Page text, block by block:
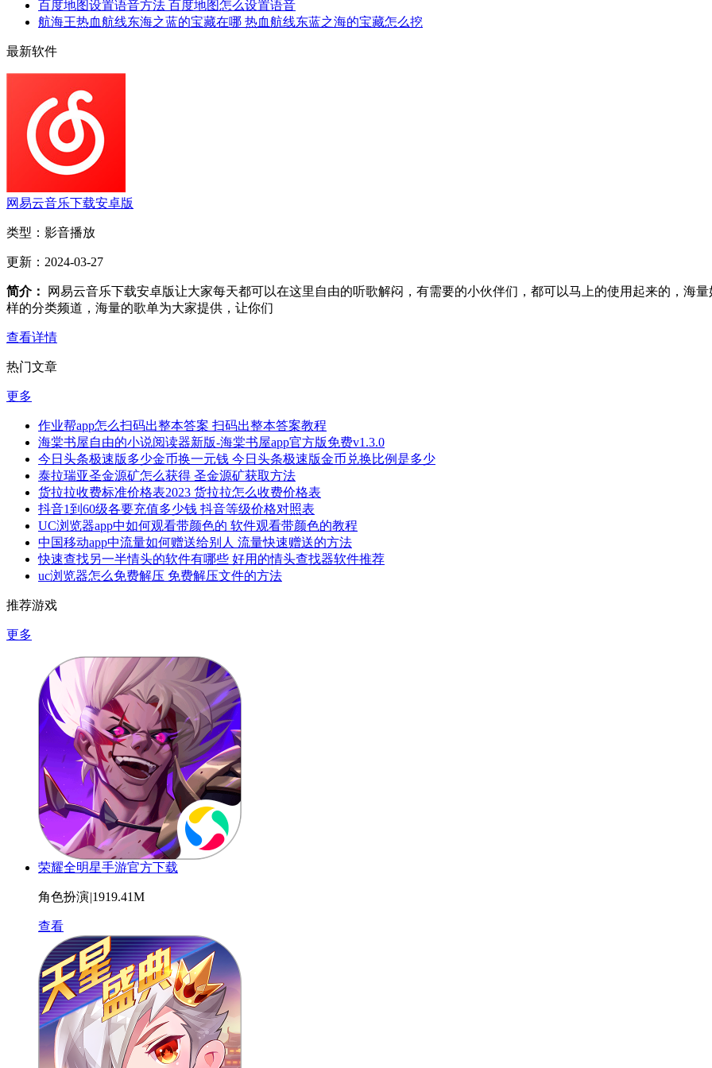
百度地图设置语音方法 百度地图怎么设置语音
航海王热血航线东海之蓝的宝藏在哪 热血航线东蓝之海的宝藏怎么挖
最新软件
网易云音乐下载安卓版
类型： 影音播放
更新： 2024-03-27
简介：
网易云音乐下载安卓版让大家每天都可以在这里自由的听歌解闷，有需要的小伙伴们，都可以马上的使用起来的，海
样的分类频道，海量的歌单为大家提供，让你们
查看详情
热门文章
更多
作业帮app怎么扫码出整本答案 扫码出整本答案教程
海棠书屋自由的小说阅读器新版-海棠书屋app官方版免费v1.3.0
今日头条极速版多少金币换一元钱 今日头条极速版金币兑换比例是多少
泰拉瑞亚圣金源矿怎么获得 圣金源矿获取方法
货拉拉收费标准价格表2023 货拉拉怎么收费价格表
抖音1到60级各要充值多少钱 抖音等级价格对照表
UC浏览器app中如何观看带颜色的 软件观看带颜色的教程
中国移动app中流量如何赠送给别人 流量快速赠送的方法
快速查找另一半情头的软件有哪些 好用的情头查找器软件推荐
uc浏览器怎么免费解压 免费解压文件的方法
推荐游戏
更多
荣耀全明星手游官方下载
角色扮演|1919.41M
查看